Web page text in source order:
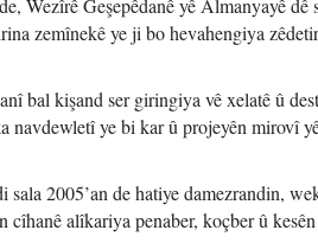
Wezîrê Geşepêdanê yê Almanyayê dê
zemînekê ye ji bo hevahengiya
bal kişand ser giringiya vê xelatê û
navdewletî ye bi kar û projeyên mirovî
2005’an de hatiye damezrandin,
cîhanê alîkariya penaber, koçber û